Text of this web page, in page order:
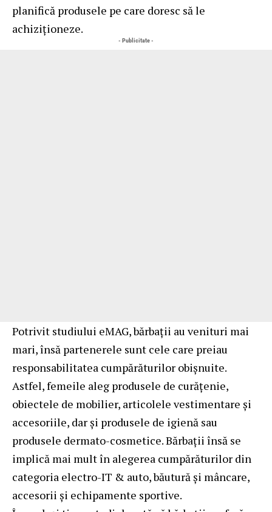
planifică produsele pe care doresc să le
achiziționeze.
- Publicitate -
Potrivit studiului eMAG, bărbații au venituri mai
mari, însă partenerele sunt cele care preiau
responsabilitatea cumpărăturilor obișnuite.
Astfel, femeile aleg produsele de curățenie,
obiectele de mobilier, articolele vestimentare și
accesoriile, dar și produsele de igienă sau
produsele dermato-cosmetice. Bărbații însă se
implică mai mult în alegerea cumpărăturilor din
categoria electro-IT & auto, băutură și mâncare,
accesorii și echipamente sportive.